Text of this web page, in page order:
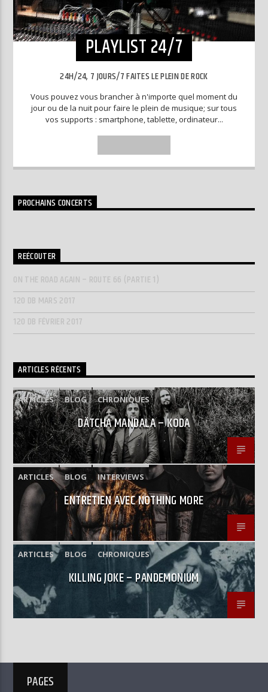
PLAYLIST 24/7
24H/24, 7 JOURS/7 FAITES LE PLEIN DE ROCK
Vous pouvez vous brancher à n'importe quel moment du
jour ou de la nuit pour faire le plein de musique; sur tous
vos supports : smartphone, tablette, ordinateur...
PROCHAINS CONCERTS
REÉCOUTER
ON THE ROAD AGAIN – ROUTE 66 (PARTIE 1)
120 DB MARS 2017
120 DB FÉVRIER 2017
ARTICLES RÉCENTS
ARTICLES BLOG CHRONIQUES
DÄTCHA MANDALA – KODA
ARTICLES BLOG INTERVIEWS
ENTRETIEN AVEC NOTHING MORE
ARTICLES BLOG CHRONIQUES
KILLING JOKE – PANDEMONIUM
PAGES